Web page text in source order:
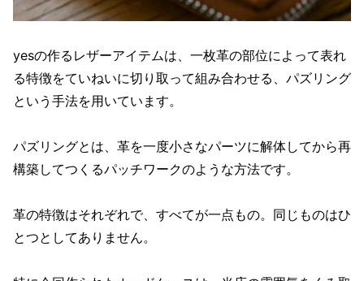
yesの作るレザーアイテムは、一枚革の部位によって表れ
る特徴をていねいに切り取って組み合わせる、パズリング
という手法を用いています。
パズリングとは、革を一度小さなパーツに解体してから再
構築してつくるパッチワークのような方法です。
革の特徴はそれぞれで、すべてが一点もの。同じものはひ
とつとしてありません。